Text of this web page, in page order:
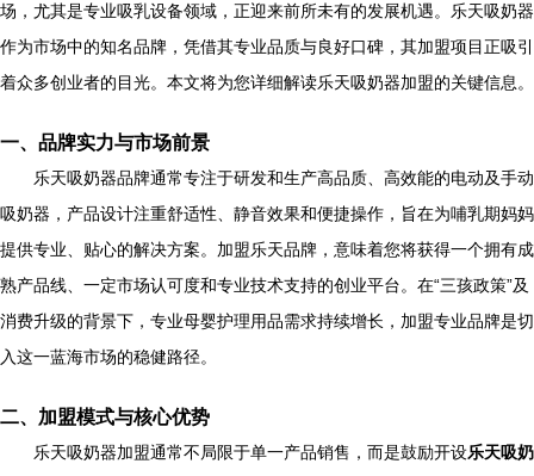
场，尤其是专业吸乳设备领域，正迎来前所未有的发展机遇。乐天吸奶器
作为市场中的知名品牌，凭借其专业品质与良好口碑，其加盟项目正吸引
着众多创业者的目光。本文将为您详细解读乐天吸奶器加盟的关键信息。
一、品牌实力与市场前景
乐天吸奶器品牌通常专注于研发和生产高品质、高效能的电动及手动
吸奶器，产品设计注重舒适性、静音效果和便捷操作，旨在为哺乳期妈妈
提供专业、贴心的解决方案。加盟乐天品牌，意味着您将获得一个拥有成
熟产品线、一定市场认可度和专业技术支持的创业平台。在“三孩政策”及
消费升级的背景下，专业母婴护理用品需求持续增长，加盟专业品牌是切
入这一蓝海市场的稳健路径。
二、加盟模式与核心优势
乐天吸奶器加盟通常不局限于单一产品销售，而是鼓励开设乐天吸奶